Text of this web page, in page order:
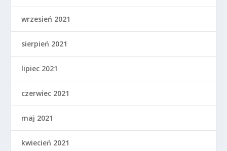
wrzesień 2021
sierpień 2021
lipiec 2021
czerwiec 2021
maj 2021
kwiecień 2021